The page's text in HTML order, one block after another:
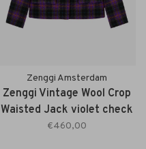
Zenggi Amsterdam
Zenggi Vintage Wool Crop
Waisted Jack violet check
€460,00